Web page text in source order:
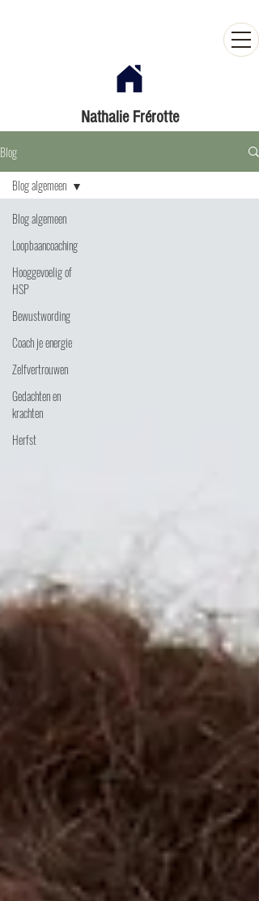
Nathalie Frérotte
Blog
Blog algemeen
Loopbaancoaching
Hooggevoelig of
HSP
Bewustwording
Coach je energie
Zelfvertrouwen
Gedachten en
krachten
Herfst
Blog algemeen